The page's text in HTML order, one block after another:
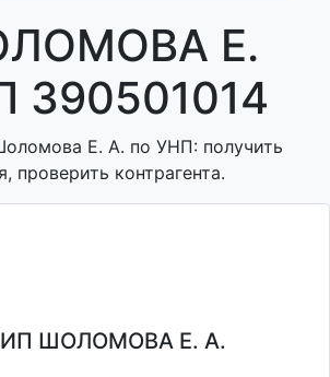
Е.
390501014
Е. А. по УНП: получить
проверить контрагента.
ШОЛОМОВА Е. А.